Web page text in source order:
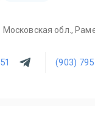
Московская обл.,
(903)